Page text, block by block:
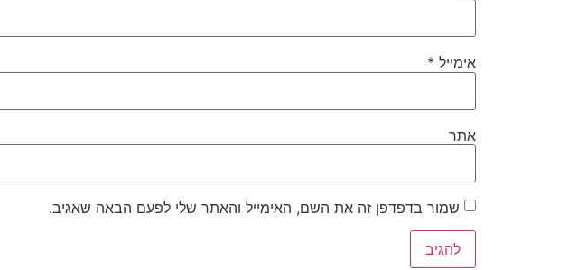
אימייל *
אתר
שמור בדפדפן זה את השם, האימייל והאתר שלי לפעם הבאה שאגיב.